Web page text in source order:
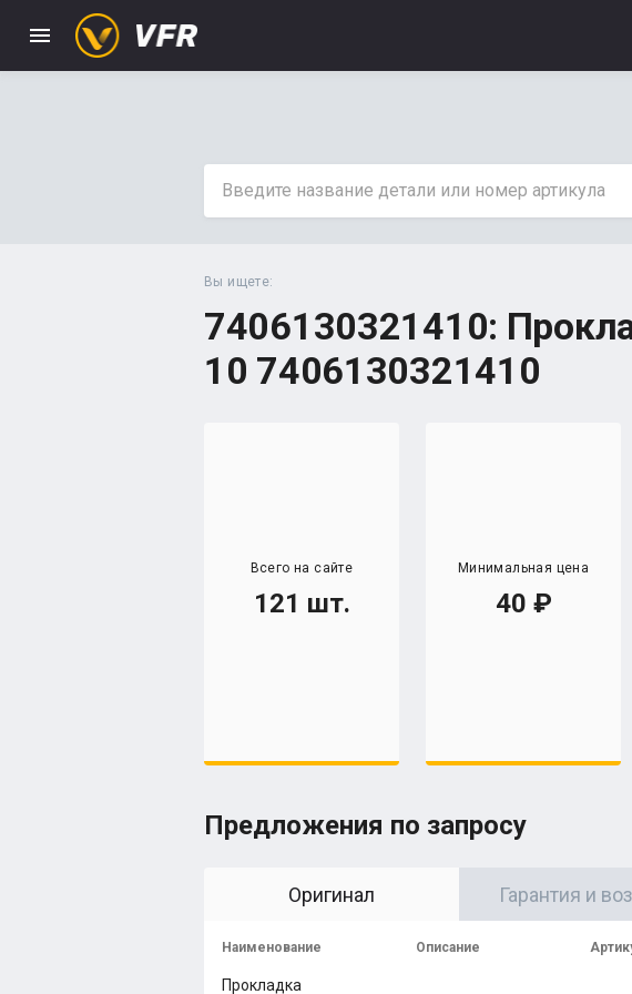
menu
Вы ищете:
7406130321410:
10 7406130321410
Всего на сайте
121 шт.
Минимальная цена
40
Предложения по запросу
Оригинал Гарантия и
Наименование Описание
Прокладка